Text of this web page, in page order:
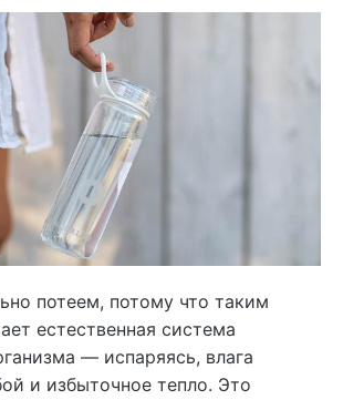
потеем, потому что таким
естественная система
— испаряясь, влага
и избыточное тепло. Это